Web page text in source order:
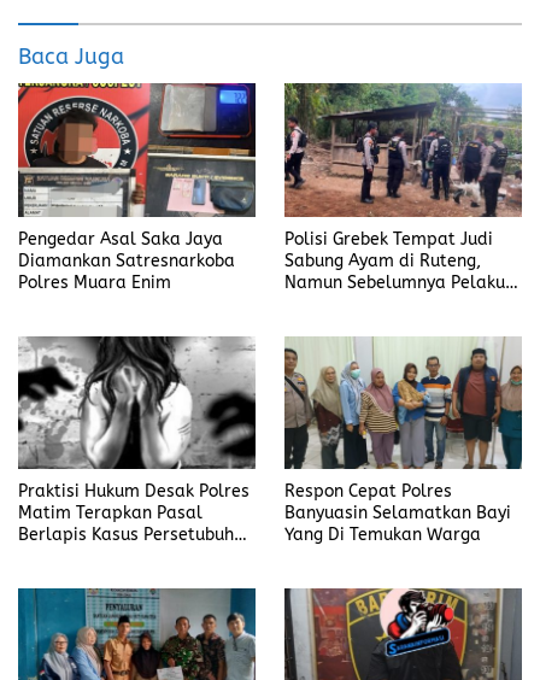
o
k
o
n
Baca Juga
Pengedar Asal Saka Jaya
Diamankan Satresnarkoba
Polres Muara Enim
Polisi Grebek Tempat Judi
Sabung Ayam di Ruteng,
Namun Sebelumnya Pelaku
Praktisi Hukum Desak Polres
Matim Terapkan Pasal
Berlapis Kasus Persetubuhan
Respon Cepat Polres
Banyuasin Selamatkan Bayi
Yang Di Temukan Warga